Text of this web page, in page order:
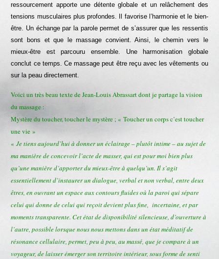
ressourcement apporte une détente globale et un relâchement des
tensions musculaires plus profondes. Il favorise l’harmonie et le bien-
être. Un échange par la parole permet de s’assurer que les ressentis
sont bons et que le massage convient. Ainsi, le chemin vers le
mieux-être est parcouru ensemble. Une harmonisation globale
conclut ce temps. Ce massage peut être reçu avec les vêtements ou
sur la peau directement.
Voici un très beau texte de Jean-Louis Abrassart dont je partage la vision
du massage :
Mystère du toucher, toucher le mystère ; « Toucher un corps c’est toucher
une vie »
«Je tiens aujourd’hui à donner un éclairage – plutôt intime – au sujet de
ma manière de concevoir l’acte de masser, qui est pour moi bien plus
qu’une manière d’apporter du mieux-être à quelqu’un. Il s’agit
essentiellement d’instaurer un dialogue, verbal et non verbal, entre deux
êtres, en ouvrant un espace aux contours fluides où la paroi qui sépare
celui qui donne de celui qui reçoit devient plus fine, incertaine, et par
moments transparente. Cet état de disponibilité silencieuse, d’ouverture à
l’autre, possible lorsque nous nous mettons dans un état méditatif de
résonance cellulaire, permet, peu à peu, au massé, que je compare à un
voyageur, de laisser émerger son territoire intérieur, sous forme de senti